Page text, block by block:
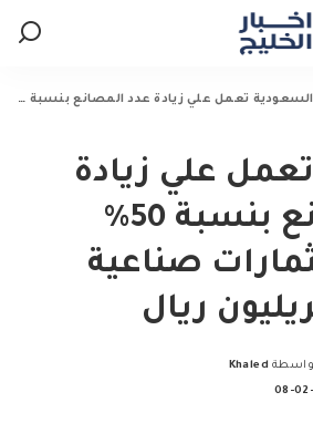
السعودية تعمل علي زيادة عدد المصانع بنسبة 50% وعمل استثمارات صناعية بتكلفة 1.4تريليون ريال
علي زيادة
عدد المصانع بنسبة 50%
صناعية
Khaled